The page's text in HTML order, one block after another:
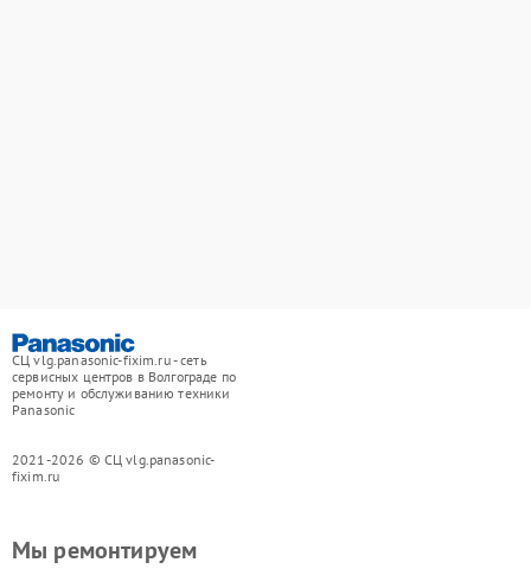
СЦ vlg.panasonic-fixim.ru - сеть
сервисных центров в Волгограде по
ремонту и обслуживанию техники
Panasonic
2021-2026 © СЦ vlg.panasonic-
fixim.ru
Мы ремонтируем